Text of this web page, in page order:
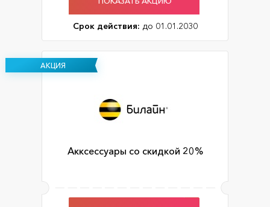
Срок действия: до 01.01.2030
АКЦИЯ
Акксессуары со скидкой 20%